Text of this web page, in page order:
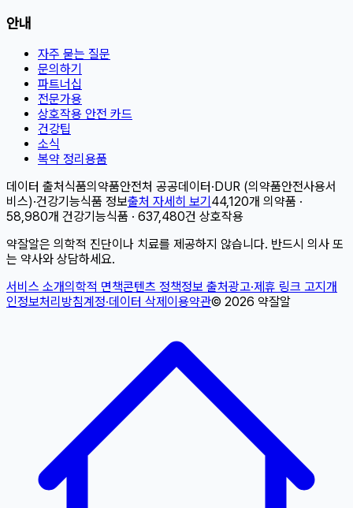
안내
자주 묻는 질문
문의하기
파트너십
전문가용
상호작용 안전 카드
건강팁
소식
복약 정리용품
데이터 출처 식품의약품안전처 공공데이터 · DUR (의약품안전사용서
비스)·건강기능식품 정보출처 자세히 보기 44,120개 의약품 ·
58,980개 건강기능식품 · 637,480건 상호작용
약잘알은 의학적 진단이나 치료를 제공하지 않습니다. 반드시 의사 또
는 약사와 상담하세요.
서비스 소개의학적 면책콘텐츠 정책정보 출처광고·제휴 링크 고지 개
인정보처리방침계정·데이터 삭제 이용약관© 2026 약잘알